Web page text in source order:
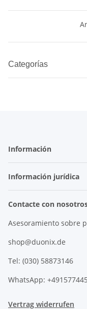
Categorías
Información
Información jurídica
Contacte con
Asesoramiento sobre
shop@duonix.de
Tel: (030) 58873146
WhatsApp:
Vertrag widerrufen